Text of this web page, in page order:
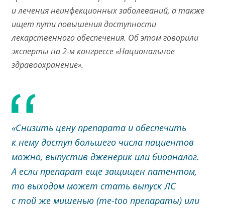
и лечения неинфекционных заболеваний, а также
ищет пути повышения доступности
лекарственного обеспечения. Об этом говорили
эксперты на 2-м конгрессе «Национальное
здравоохранение».
«Снизить цену препарата и обеспечить
к нему доступ большего числа пациентов
можно, выпустив дженерик или биоаналог.
А если препарат еще защищен патентом,
то выходом может стать выпуск ЛС
с той же мишенью (me-too препараты) или